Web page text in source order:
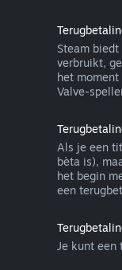
Steam
verbruikt,
het
Valve-
Als je een
bèta is),
het begin
een
Je kunt een